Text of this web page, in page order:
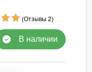
(Отзывы 2)
В наличии